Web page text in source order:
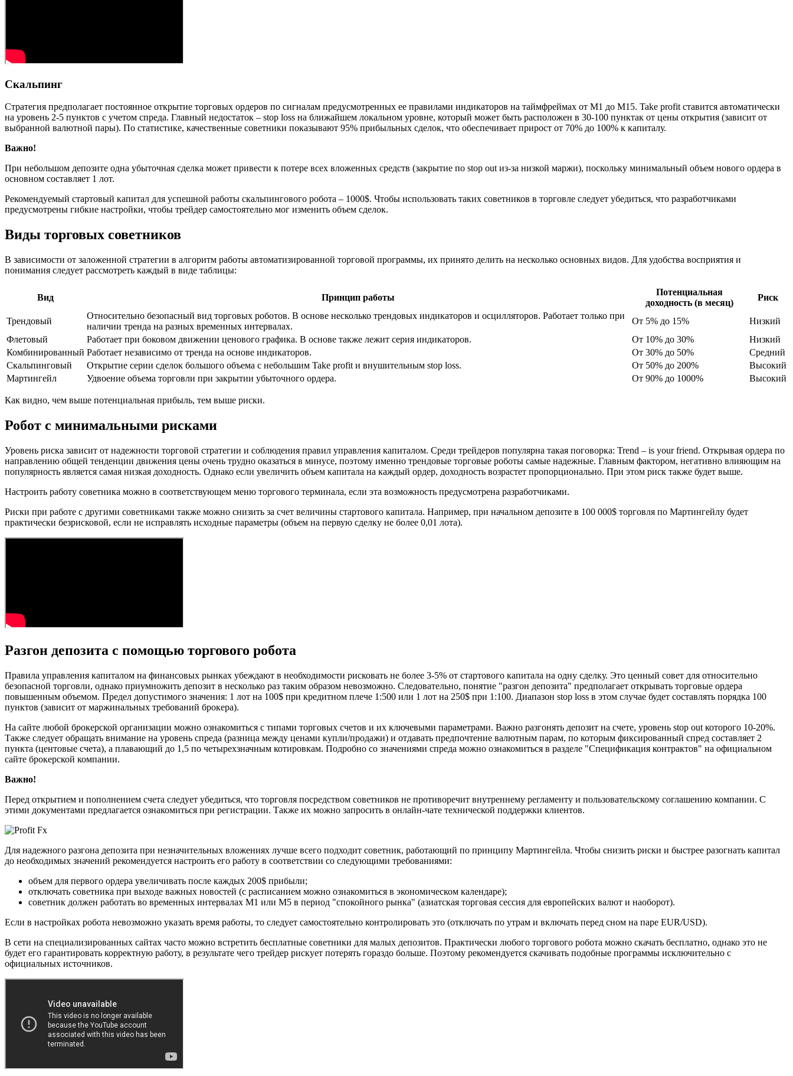
Скальпинг
Стратегия предполагает постоянное открытие торговых ордеров по сигналам предусмотренных ее правилами индикаторов на таймфреймах от М1 до М15. Take profit ставится автоматически
на уровень 2-5 пунктов с учетом спреда. Главный недостаток – stop loss на ближайшем локальном уровне, который может быть расположен в 30-100 пунктак от цены открытия (зависит от
выбранной валютной пары). По статистике, качественные советники показывают 95% прибыльных сделок, что обеспечивает прирост от 70% до 100% к капиталу.
Важно!
При небольшом депозите одна убыточная сделка может привести к потере всех вложенных средств (закрытие по stop out из-за низкой маржи), поскольку минимальный объем нового ордера в
основном составляет 1 лот.
Рекомендуемый стартовый капитал для успешной работы скальпингового робота – 1000$. Чтобы использовать таких советников в торговле следует убедиться, что разработчиками
предусмотрены гибкие настройки, чтобы трейдер самостоятельно мог изменить объем сделок.
Виды торговых советников
В зависимости от заложенной стратегии в алгоритм работы автоматизированной торговой программы, их принято делить на несколько основных видов. Для удобства восприятия и
понимания следует рассмотреть каждый в виде таблицы:
Вид Принцип работы
Потенциальная
доходность (в месяц)
Риск
Трендовый
Относительно безопасный вид торговых роботов. В основе несколько трендовых индикаторов и осцилляторов. Работает только при
наличии тренда на разных временных интервалах.
От 5% до 15%
Низкий
Флетовый
Работает при боковом движении ценового графика. В основе также лежит серия индикаторов. От 10% до 30%
Низкий
Комбинированный Работает независимо от тренда на основе индикаторов. От 30% до 50%
Средний
Скальпинговый
Открытие серии сделок большого объема с небольшим Take profit и внушительным stop loss. От 50% до 200%
Высокий
Мартингейл
Удвоение объема торговли при закрытии убыточного ордера. От 90% до 1000% Высокий
Как видно, чем выше потенциальная прибыль, тем выше риски.
Робот с минимальными рисками
Уровень риска зависит от надежности торговой стратегии и соблюдения правил управления капиталом. Среди трейдеров популярна такая поговорка: Trend – is your friend. Открывая ордера по
направлению общей тенденции движения цены очень трудно оказаться в минусе, поэтому именно трендовые торговые роботы самые надежные. Главным фактором, негативно влияющим на
популярность является самая низкая доходность. Однако если увеличить объем капитала на каждый ордер, доходность возрастет пропорционально. При этом риск также будет выше.
Настроить работу советника можно в соответствующем меню торгового терминала, если эта возможность предусмотрена разработчиками.
Риски при работе с другими советниками также можно снизить за счет величины стартового капитала. Например, при начальном депозите в 100 000$ торговля по Мартингейлу будет
практически безрисковой, если не исправлять исходные параметры (объем на первую сделку не более 0,01 лота).
Разгон депозита с помощью торгового робота
Правила управления капиталом на финансовых рынках убеждают в необходимости рисковать не более 3-5% от стартового капитала на одну сделку. Это ценный совет для относительно
безопасной торговли, однако приумножить депозит в несколько раз таким образом невозможно. Следовательно, понятие "разгон депозита" предполагает открывать торговые ордера
повышенным объемом. Предел допустимого значения: 1 лот на 100$ при кредитном плече 1:500 или 1 лот на 250$ при 1:100. Диапазон stop loss в этом случае будет составлять порядка 100
пунктов (зависит от маржинальных требований брокера).
На сайте любой брокерской организации можно ознакомиться с типами торговых счетов и их ключевыми параметрами. Важно разгонять депозит на счете, уровень stop out которого 10-20%.
Также следует обращать внимание на уровень спреда (разница между ценами купли/продажи) и отдавать предпочтение валютным парам, по которым фиксированный спред составляет 2
пункта (центовые счета), а плавающий до 1,5 по четырехзначным котировкам. Подробно со значениями спреда можно ознакомиться в разделе "Спецификация контрактов" на официальном
сайте брокерской компании.
Важно!
Перед открытием и пополнением счета следует убедиться, что торговля посредством советников не противоречит внутреннему регламенту и пользовательскому соглашению компании. С
этими документами предлагается ознакомиться при регистрации. Также их можно запросить в онлайн-чате технической поддержки клиентов.
Для надежного разгона депозита при незначительных вложениях лучше всего подходит советник, работающий по принципу Мартингейла. Чтобы снизить риски и быстрее разогнать капитал
до необходимых значений рекомендуется настроить его работу в соответствии со следующими требованиями:
объем для первого ордера увеличивать после каждых 200$ прибыли;
отключать советника при выходе важных новостей (с расписанием можно ознакомиться в экономическом календаре);
советник должен работать во временных интервалах М1 или М5 в период "спокойного рынка" (азиатская торговая сессия для европейских валют и наоборот).
Если в настройках робота невозможно указать время работы, то следует самостоятельно контролировать это (отключать по утрам и включать перед сном на паре EUR/USD).
В сети на специализированных сайтах часто можно встретить бесплатные советники для малых депозитов. Практически любого торгового робота можно скачать бесплатно, однако это не
будет его гарантировать корректную работу, в результате чего трейдер рискует потерять гораздо больше. Поэтому рекомендуется скачивать подобные программы исключительно с
официальных источников.